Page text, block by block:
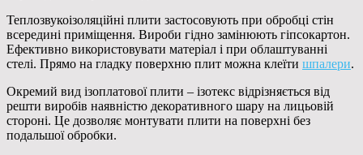
Теплозвукоізоляційні плити застосовують при обробці стін
всередині приміщення. Вироби гідно замінюють гіпсокартон.
Ефективно використовувати матеріал і при облаштуванні
стелі. Прямо на гладку поверхню плит можна клеїти шпалери.
Окремий вид ізоплатової плити – ізотекс відрізняється від
решти виробів наявністю декоративного шару на лицьовій
стороні. Це дозволяє монтувати плити на поверхні без
подальшої обробки.